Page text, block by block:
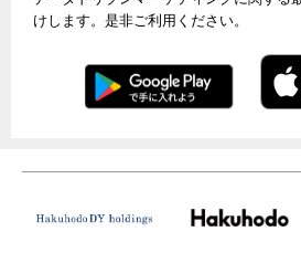
けします。是非ご利用ください。